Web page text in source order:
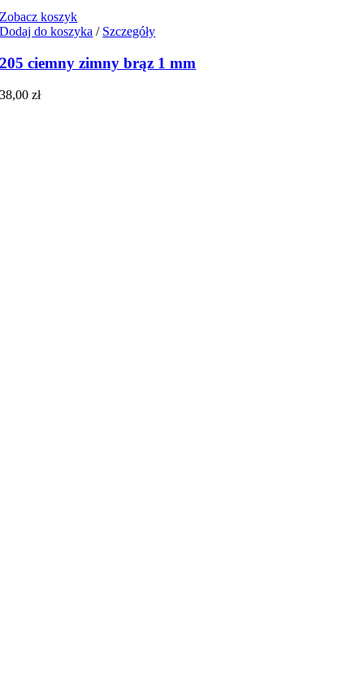
Zobacz koszyk
Dodaj do koszyka / Szczegóły
205 ciemny zimny brąz 1 mm
38,00zł